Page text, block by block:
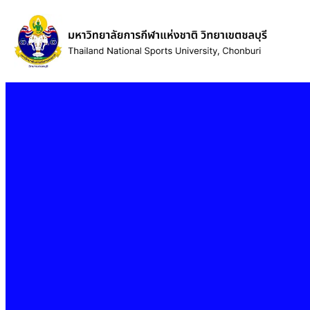
ยัง
เนื้อหา